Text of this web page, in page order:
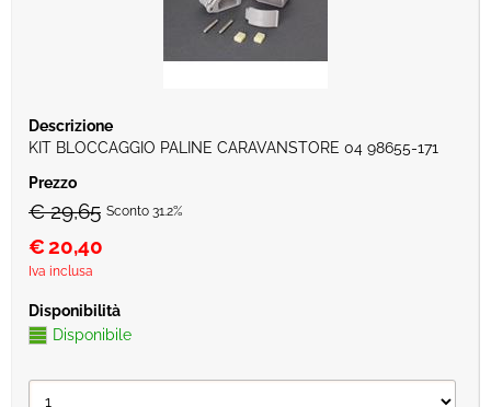
KIT BLOCCAGGIO PALINE CARAVANSTORE 04 98655-171
€ 29,65 Sconto 31.2%
€20,40
Iva inclusa
Disponibile